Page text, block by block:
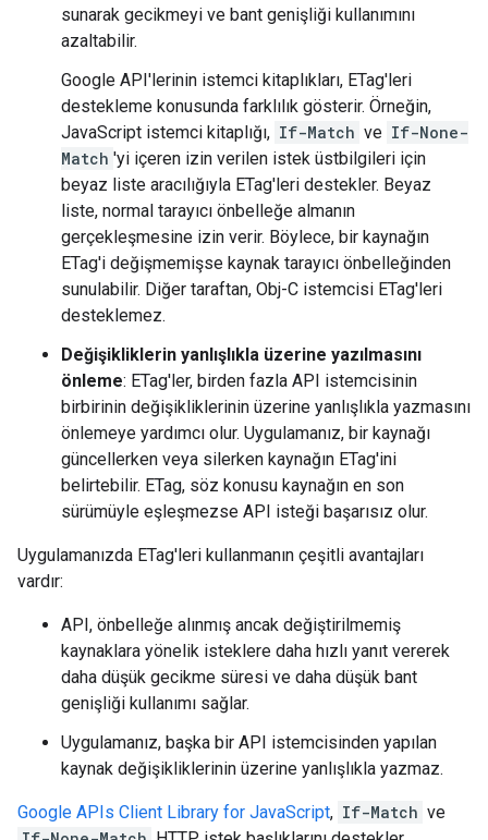
sunarak gecikmeyi ve bant genişliği kullanımını
azaltabilir.
Google API'lerinin istemci kitaplıkları, ETag'leri
destekleme konusunda farklılık gösterir. Örneğin,
JavaScript istemci kitaplığı, If-Match ve If-None-
Match 'yi içeren izin verilen istek üstbilgileri için
beyaz liste aracılığıyla ETag'leri destekler. Beyaz
liste, normal tarayıcı önbelleğe almanın
gerçekleşmesine izin verir. Böylece, bir kaynağın
ETag'i değişmemişse kaynak tarayıcı önbelleğinden
sunulabilir. Diğer taraftan, Obj-C istemcisi ETag'leri
desteklemez.
Değişikliklerin yanlışlıkla üzerine yazılmasını
önleme: ETag'ler, birden fazla API istemcisinin
birbirinin değişikliklerinin üzerine yanlışlıkla yazmasını
önlemeye yardımcı olur. Uygulamanız, bir kaynağı
güncellerken veya silerken kaynağın ETag'ini
belirtebilir. ETag, söz konusu kaynağın en son
sürümüyle eşleşmezse API isteği başarısız olur.
Uygulamanızda ETag'leri kullanmanın çeşitli avantajları
vardır:
API, önbelleğe alınmış ancak değiştirilmemiş
kaynaklara yönelik isteklere daha hızlı yanıt vererek
daha düşük gecikme süresi ve daha düşük bant
genişliği kullanımı sağlar.
Uygulamanız, başka bir API istemcisinden yapılan
kaynak değişikliklerinin üzerine yanlışlıkla yazmaz.
Google APIs Client Library for JavaScript, If-Match ve